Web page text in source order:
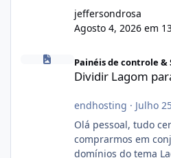
jeffersondrosa
Agosto 4, 2026 em
Painéis de controle &
Dividir Lagom
endhosting · Julho
Olá pessoal, tudo
comprarmos em
domínios do tema